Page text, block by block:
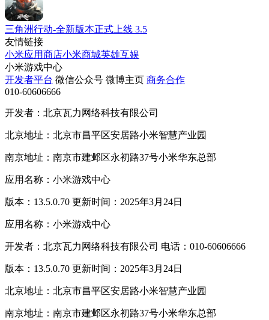
三角洲行动-全新版本正式上线 3.5
友情链接
小米应用商店小米商城英雄互娱
小米游戏中心
开发者平台 微信公众号 微博主页 商务合作
010-60606666
开发者：北京瓦力网络科技有限公司
北京地址：北京市昌平区安居路小米智慧产业园
南京地址：南京市建邺区永初路37号小米华东总部
应用名称：小米游戏中心
版本：13.5.0.70 更新时间：2025年3月24日
应用名称：小米游戏中心
开发者：北京瓦力网络科技有限公司 电话：010-60606666
版本：13.5.0.70 更新时间：2025年3月24日
北京地址：北京市昌平区安居路小米智慧产业园
南京地址：南京市建邺区永初路37号小米华东总部